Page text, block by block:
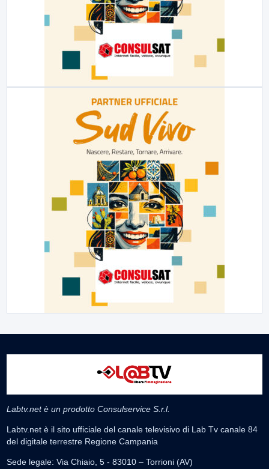
Labtv.net è un prodotto Consulservice S.r.l.
Labtv.net è il sito ufficiale del canale televisivo di Lab Tv canale 84
del digitale terrestre Regione Campania
Sede legale: Via Chiaio, 5 - 83010 – Torrioni (AV)